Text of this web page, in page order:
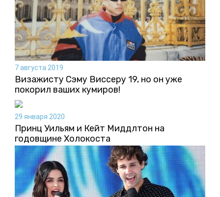
7 августа 2019
Визажисту Сэму Виссеру 19, но он уже
покорил ваших кумиров!
29 января 2020
Принц Уильям и Кейт Миддлтон на
годовщине Холокоста